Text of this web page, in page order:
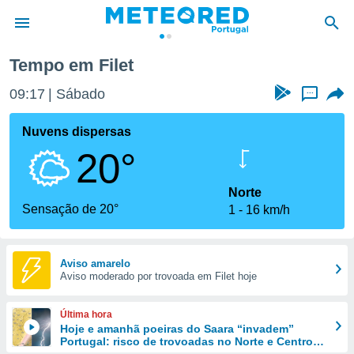
da
foi
fornecidas
a este
das
e
forma
digital
Tempo em Filet
09:17 Sábado ...
Nuvens dispersas
20°
Sensação de 20°
Norte
1
16 km/h
Aviso amarelo
Aviso moderado por trovoada em Filet hoje
Última hora
Hoje e amanhã poeiras do Saara “invadem”
Portugal: risco de trovoadas no Norte e Centro